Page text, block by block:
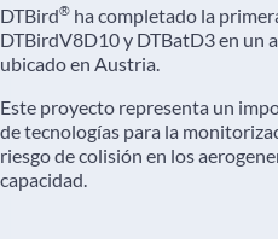
DTBird® ha completado la
DTBirdV8D10 y DTBatD3 en un
ubicado en Austria.
Este proyecto representa un
de tecnologías para la
riesgo de colisión en los
capacidad.